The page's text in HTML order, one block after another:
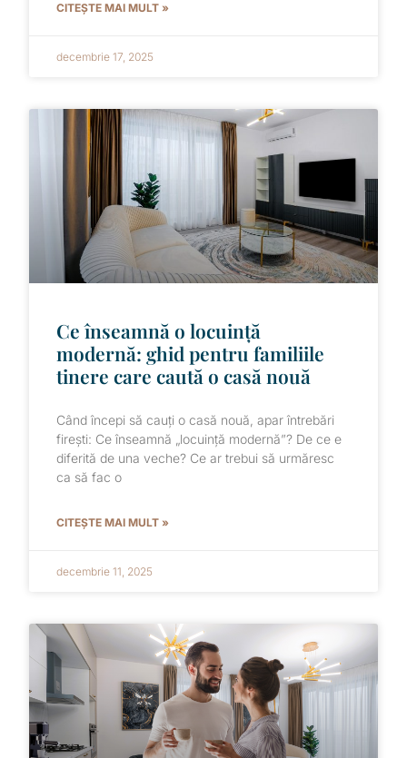
CITEȘTE MAI MULT »
decembrie 17, 2025
Ce înseamnă o locuință
modernă: ghid pentru familiile
tinere care caută o casă nouă
Când începi să cauți o casă nouă, apar întrebări
firești: Ce înseamnă „locuință modernă”? De ce e
diferită de una veche? Ce ar trebui să urmăresc
ca să fac o
CITEȘTE MAI MULT »
decembrie 11, 2025